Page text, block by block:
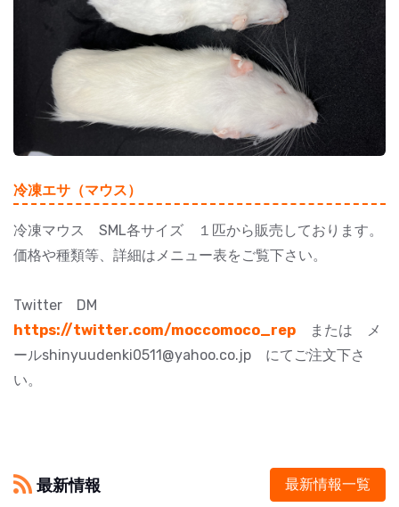
冷凍エサ（マウス）
冷凍マウス SML各サイズ １匹から販売しております。
価格や種類等、詳細はメニュー表をご覧下さい。
Twitter DM
https://twitter.com/moccomoco_rep または メ
ールshinyuudenki0511@yahoo.co.jp にてご注文下さ
い。
最新情報 最新情報一覧